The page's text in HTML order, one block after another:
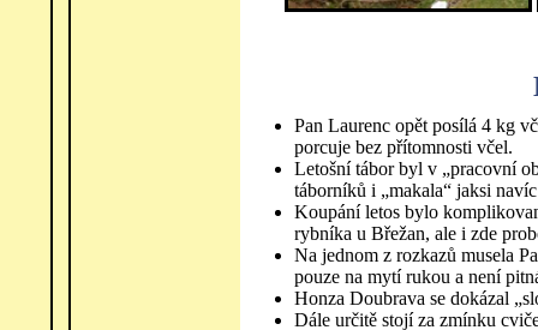
Pan Laurenc opět posílá 4 kg
porcuje bez přítomnosti včel.
Letošní tábor byl v „pracovní
táborníků i „makala“ jaksi
Koupání letos bylo
rybníka u Břežan, ale i zde
Na jednom z rozkazů musela
pouze na mytí rukou a není
Honza Doubrava se dokázal
Dále určitě stojí za zmínku